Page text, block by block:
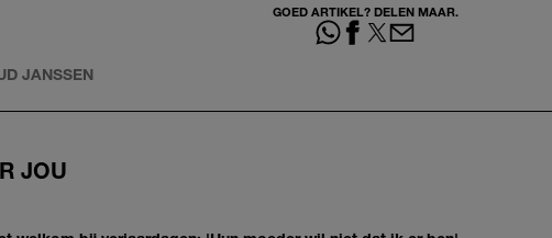
GOED ARTIKEL? DELEN MAAR.
JANSSEN
JOU